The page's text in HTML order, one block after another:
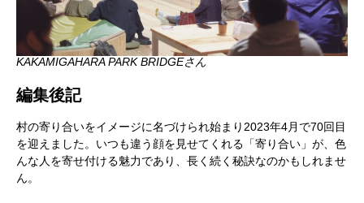
KAKAMIGAHARA PARK BRIDGEさん
編集後記
村の寄り合いをイメージに名づけられ始まり2023年4月で70回目
を迎えました。いつも違う顔を見せてくれる「寄り合い」が、色
んな人を寄せ付ける魅力であり、長く続く秘訣なのかもしれませ
ん。